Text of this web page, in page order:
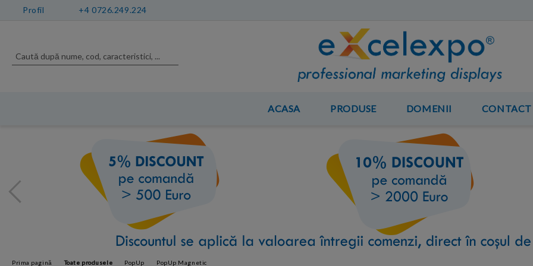
Profil +4 0726.249.224
ACASA PRODUSE DOMENII CONTACT
Prima pagină Toate produsele PopUp PopUp Magnetic